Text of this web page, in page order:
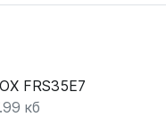
FRS35E7
кб